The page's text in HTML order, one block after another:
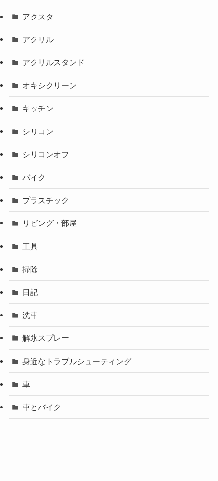
アクスタ
アクリル
アクリルスタンド
オキシクリーン
キッチン
シリコン
シリコンオフ
バイク
プラスチック
リビング・部屋
工具
掃除
日記
洗車
解氷スプレー
身近なトラブルシューティング
車
車とバイク